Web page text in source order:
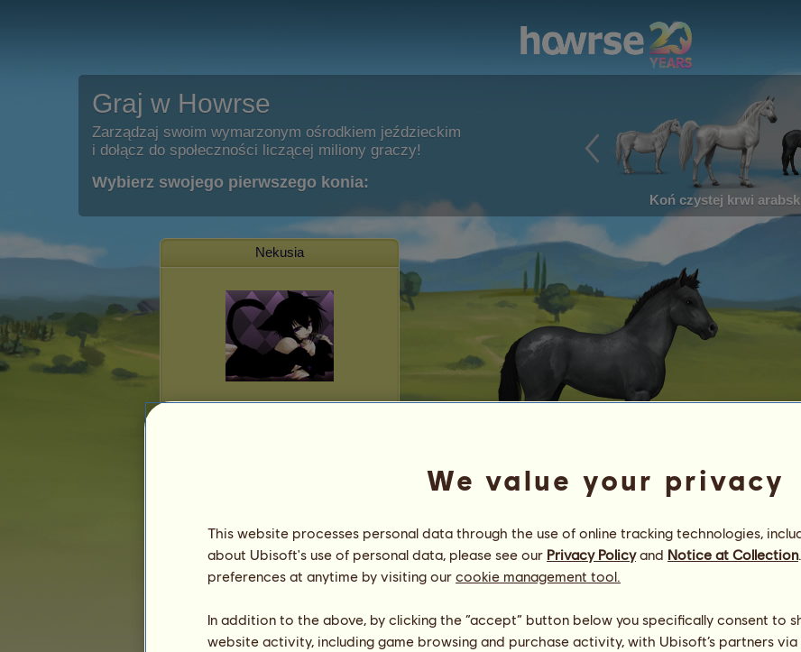
Graj w Howrse
Zarządzaj swoim wymarzonym ośrodkiem jeździeckim
i dołącz do społeczności liczącej miliony graczy!
Wybierz swojego pierwszego konia:
Koń czystej krwi
Nekusia
Ranking
Ranking ogólny
Ranking gatunków
Kucyk Highland
08:00
Zdrowie
100 %
Morale
95%
We value your privacy
This website processes personal data through the use of online tracking technologies,
about Ubisoft's use of personal data, please see our Privacy Policyand Notice at Collection
preferences at anytime by visiting our cookie management tool.
In addition to the above, by clicking the “accept” button below you specifically consent to
website activity, including game browsing and purchase activity, with Ubisoft’s partners